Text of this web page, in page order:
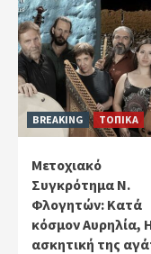
BREAKING ΤΟΠΙΚΑ
Μετοχιακό
Συγκρότημα Ν.
Φλογητών: Κατά
κόσμον Αυρηλία,
ασκητική της